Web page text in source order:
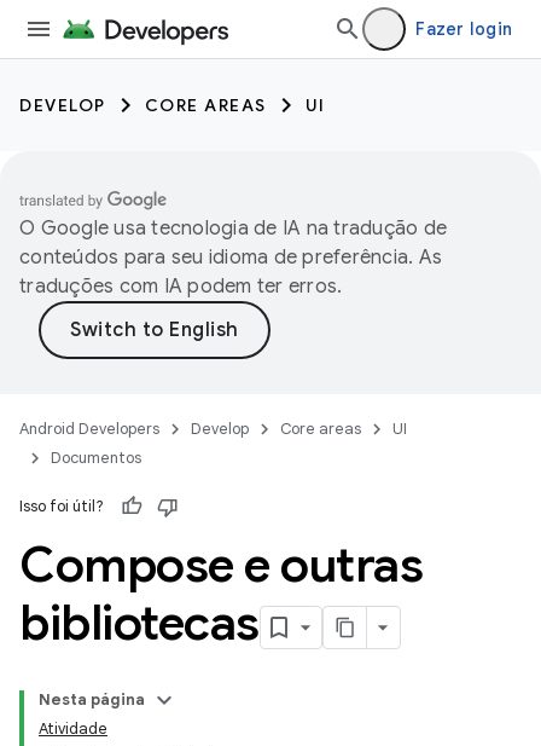
Fazer login
DEVELOP CORE AREAS UI
O Google usa tecnologia de IA na tradução de
conteúdos para seu idioma de preferência. As
traduções com IA podem ter erros.
Android Developers Develop Core areas
UI
Documentos
Isso foi útil?
Compose e outras
bibliotecas
Nesta página
Atividade